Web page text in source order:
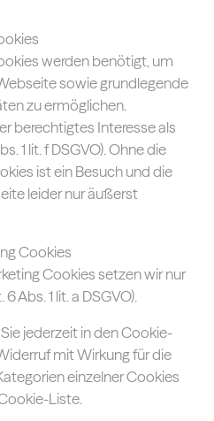
werden benötigt, um
sowie grundlegende
zu ermöglichen.
berechtigtes Interesse als
1 lit. f DSGVO). Ohne die
ist ein Besuch und die
leider nur äußerst
Cookies
Cookies setzen wir nur
Abs. 1 lit. a DSGVO).
jederzeit in den Cookie-
mit Wirkung für die
einzelner Cookies
Liste.